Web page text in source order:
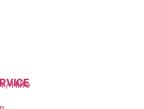
/ Hilfe